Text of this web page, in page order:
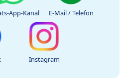
App-Kanal E-Mail / Telefon
Instagram